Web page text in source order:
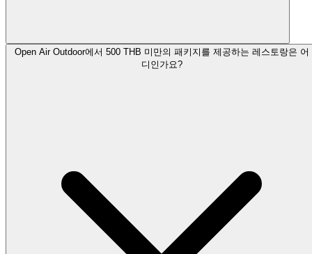
Open Air Outdoor에서 500 THB 미만의 패키지를 제공하는 레스토랑은 어
디인가요?